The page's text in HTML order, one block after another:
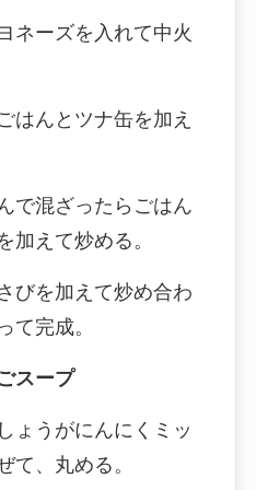
ネーズを入れて中火
はんとツナ缶を加え
で混ざったらごはん
加えて炒める。
びを加えて炒め合わ
て完成。
スープ
ょうがにんにくミッ
て、丸める。